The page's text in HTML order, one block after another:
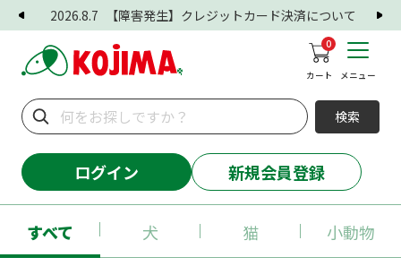
2026.8.7 【障害発生】クレジットカード決済について
0
カート メニュー
検索
ログイン 新規会員登録
すべて 犬 猫 小動物